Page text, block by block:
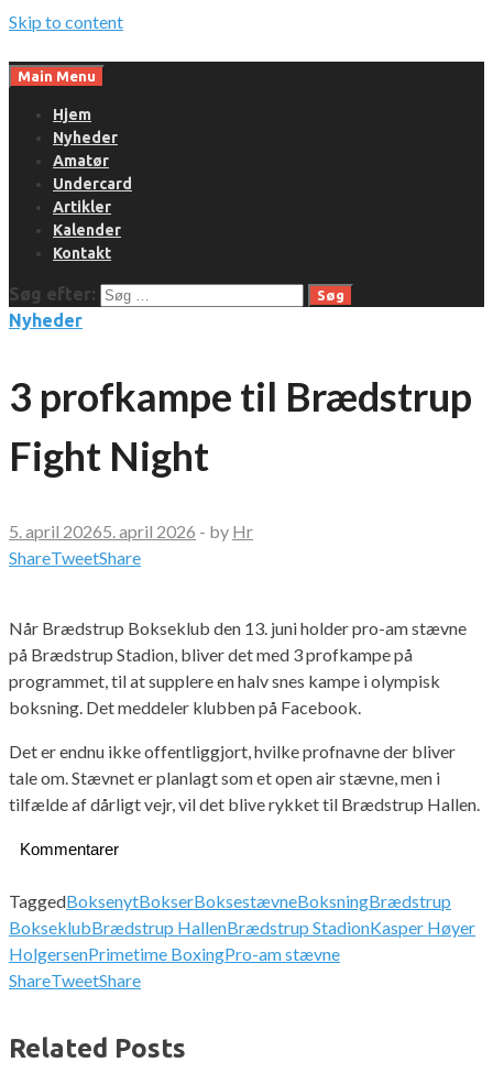
Skip to content
Main Menu
Hjem
Nyheder
Amatør
Undercard
Artikler
Kalender
Kontakt
Søg efter:
Nyheder
3 profkampe til Brædstrup
Fight Night
5. april 20265. april 2026 - by Hr
ShareTweetShare
Når Brædstrup Bokseklub den 13. juni holder pro-am stævne
på Brædstrup Stadion, bliver det med 3 profkampe på
programmet, til at supplere en halv snes kampe i olympisk
boksning. Det meddeler klubben på Facebook.
Det er endnu ikke offentliggjort, hvilke profnavne der bliver
tale om. Stævnet er planlagt som et open air stævne, men i
tilfælde af dårligt vejr, vil det blive rykket til Brædstrup Hallen.
Kommentarer
TaggedBoksenytBokserBoksestævneBoksningBrædstrup
BokseklubBrædstrup HallenBrædstrup StadionKasper Høyer
HolgersenPrimetime BoxingPro-am stævne
ShareTweetShare
Related Posts